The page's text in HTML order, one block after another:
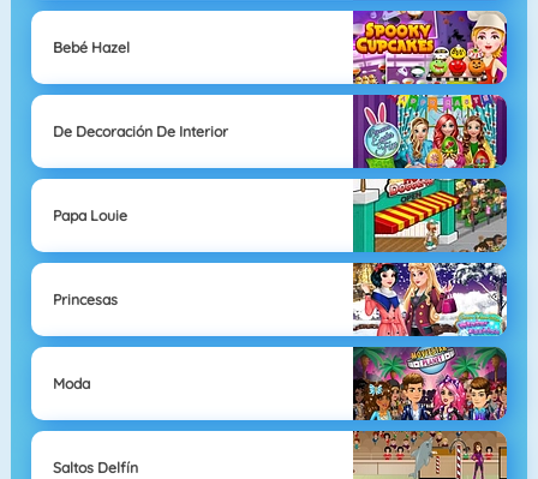
Bebé Hazel
De Decoración De Interior
Papa Louie
Princesas
Moda
Saltos Delfín